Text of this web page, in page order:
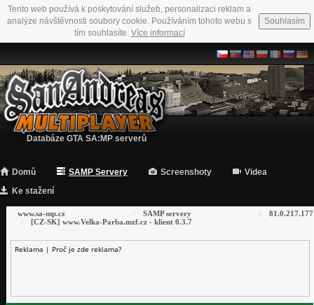
Tento web používá k poskytování služeb, personalizaci reklam a
analýze návštěvnosti soubory cookie. Používáním tohoto webu s
tím souhlasíte. Více informací
Souhlasím
Databáze GTA SA:MP serverů
Domů SAMP Servery Screenshoty
Videa
Ke stažení
www.sa-mp.cz SAMP servery
81.0.217.177
[CZ-SK] www.Velka-Parba.mzf.cz - klient 0.3.7
Reklama | Proč je zde reklama?